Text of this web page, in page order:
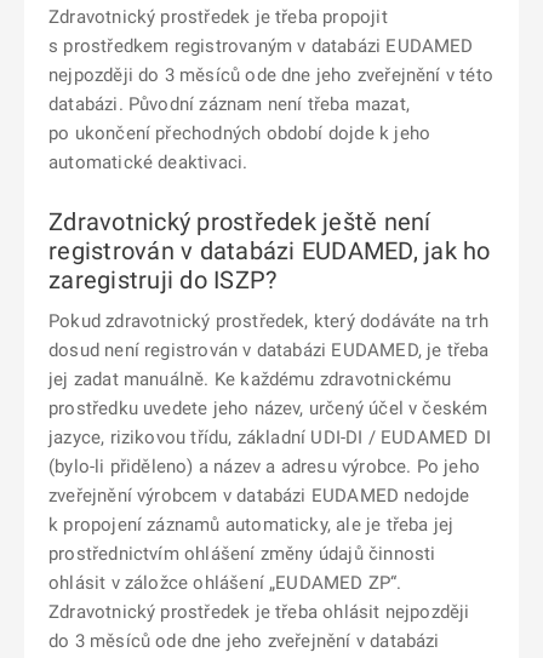
Zdravotnický prostředek je třeba propojit
s prostředkem registrovaným v databázi EUDAMED
nejpozději do 3 měsíců ode dne jeho zveřejnění v této
databázi. Původní záznam není třeba mazat,
po ukončení přechodných období dojde k jeho
automatické deaktivaci.
Zdravotnický prostředek ještě není
registrován v databázi EUDAMED, jak ho
zaregistruji do ISZP?
Pokud zdravotnický prostředek, který dodáváte na trh
dosud není registrován v databázi EUDAMED, je třeba
jej zadat manuálně. Ke každému zdravotnickému
prostředku uvedete jeho název, určený účel v českém
jazyce, rizikovou třídu, základní UDI-DI / EUDAMED DI
(bylo-li přiděleno) a název a adresu výrobce. Po jeho
zveřejnění výrobcem v databázi EUDAMED nedojde
k propojení záznamů automaticky, ale je třeba jej
prostřednictvím ohlášení změny údajů činnosti
ohlásit v záložce ohlášení „EUDAMED ZP“.
Zdravotnický prostředek je třeba ohlásit nejpozději
do 3 měsíců ode dne jeho zveřejnění v databázi